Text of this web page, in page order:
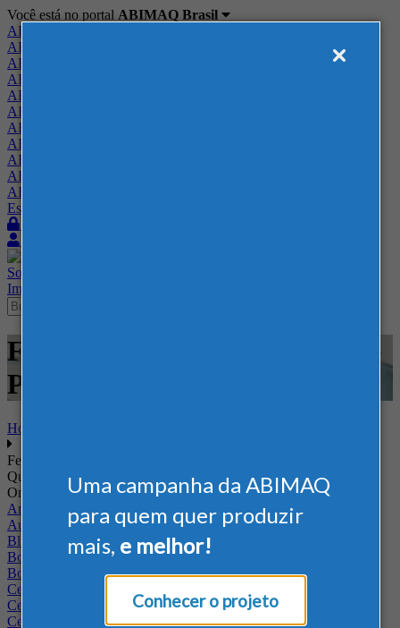
Uma campanha da ABIMAQ
para quem quer produzir
mais, e melhor!
Conhecer o projeto
Você está no portal ABIMAQ Brasil
ABIMAQ Brasil
ABIMAQ Minas Gerais
ABIMAQ Norte-Nordeste
ABIMAQ Paraná
ABIMAQ Piracicaba
ABIMAQ Ribeirão Preto
ABIMAQ Rio de Janeiro
ABIMAQ Rio Grande do Sul
ABIMAQ Santa Catarina
ABIMAQ São Paulo
ABIMAQ Vale do Paraíba
Escritório de Relações Governamentais
Sobre
Imprensa
Feiras - Expotrade - Curitiba -
PR - Feira Nacional - Madeira
Home
Feiras
Quando
Onde
Arena Jaguariuna
Auditório Albano Franco - FIEPA
Blumenau - SC
BolognaFiere
Boulevard Olimpico - RJ
Centro Internacional de Convenções do Brasil, em Brasília
Centro de Convenções - SE
Centro de Convenções de Pernambuco - PE